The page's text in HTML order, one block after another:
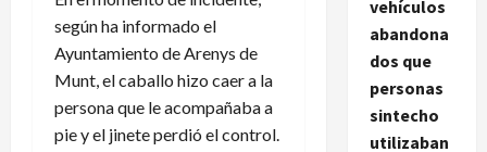
según ha informado el
Ayuntamiento de Arenys de
Munt, el caballo hizo caer a la
persona que le acompañaba a
pie y el jinete perdió el control.
vehículos
abandona
dos que
personas
sintecho
utilizaban